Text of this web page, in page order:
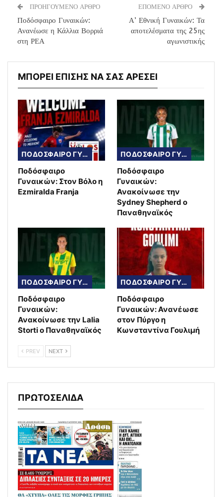
ΠΡΟΗΓΟΥΜΕΝΟ ΑΡΘΡΟ
Ποδόσφαιρο Γυναικών:
Ανανέωσε η Κάλλια Βορριά
στη ΡΕΑ
ΕΠΟΜΕΝΟ ΑΡΘΡΟ
Α’ Εθνική Γυναικών: Τα
αποτελέσματα της 25ης
αγωνιστικής
ΜΠΟΡΕΙ ΕΠΙΣΗΣ ΝΑ ΣΑΣ ΑΡΕΣΕΙ
ΠΟΔΟΣΦΑΙΡΟ ΓΥΝΑΙΚΩΝ
Ποδόσφαιρο
Γυναικών: Στον Βόλο η
Ezmiralda Franja
ΠΟΔΟΣΦΑΙΡΟ ΓΥΝΑΙΚΩΝ
Ποδόσφαιρο
Γυναικών:
Ανακοίνωσε την
Sydney Shepherd ο
Παναθηναϊκός
ΠΟΔΟΣΦΑΙΡΟ ΓΥΝΑΙΚΩΝ
Ποδόσφαιρο
Γυναικών:
Ανακοίνωσε την Lalia
Storti ο Παναθηναϊκός
ΠΟΔΟΣΦΑΙΡΟ ΓΥΝΑΙΚΩΝ
Ποδόσφαιρο
Γυναικών: Ανανέωσε
στον Πύργο η
Κωνσταντίνα Γουλιμή
PREV NEXT
ΠΡΩΤΟΣΕΛΙΔΑ